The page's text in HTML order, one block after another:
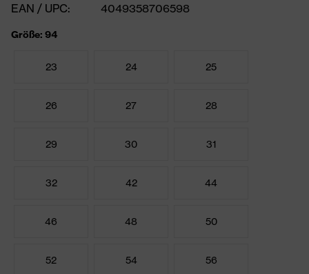
EAN / UPC:
4049358706598
Größe: 94
23 24 25
26 27 28
29 30 31
32 42 44
46 48 50
52 54 56